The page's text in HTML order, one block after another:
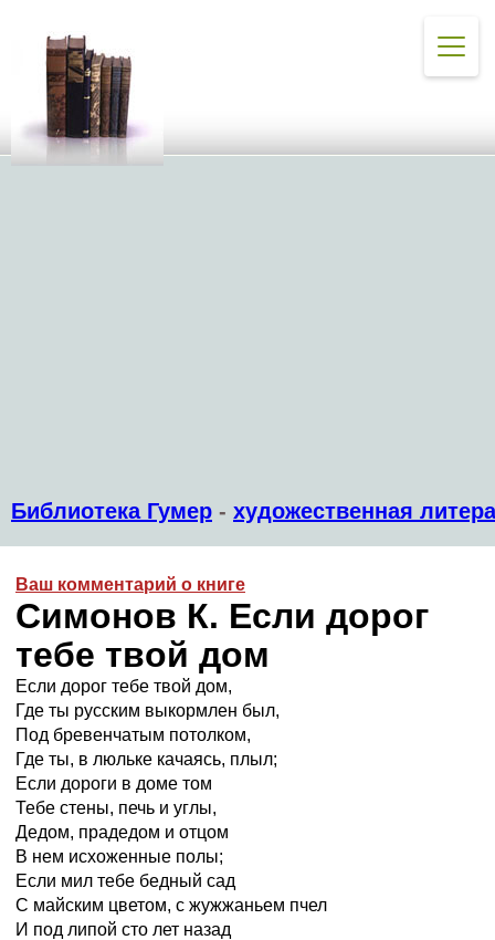
Библиотека Гумер - художественная
Ваш комментарий о книге
Симонов К. Если дорог
тебе твой дом
Если дорог тебе твой дом,
Где ты русским выкормлен был,
Под бревенчатым потолком,
Где ты, в люльке качаясь, плыл;
Если дороги в доме том
Тебе стены, печь и углы,
Дедом, прадедом и отцом
В нем исхоженные полы;
Если мил тебе бедный сад
С майским цветом, с жужжаньем пчел
И под липой сто лет назад